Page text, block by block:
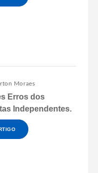
Moraes
Erros dos
Independentes.